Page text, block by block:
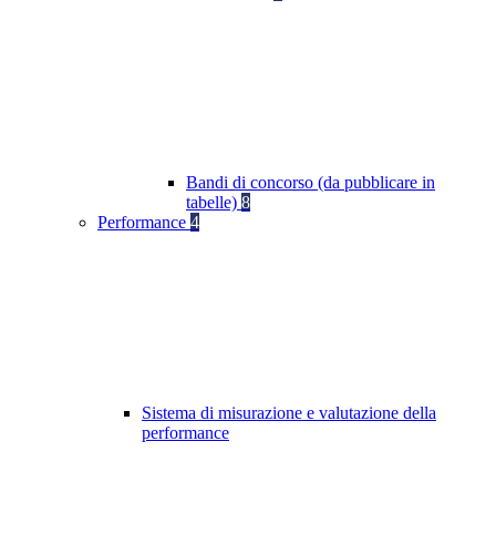
Bandi di concorso (da pubblicare in
tabelle) 8
Performance 4
Sistema di misurazione e valutazione della
performance